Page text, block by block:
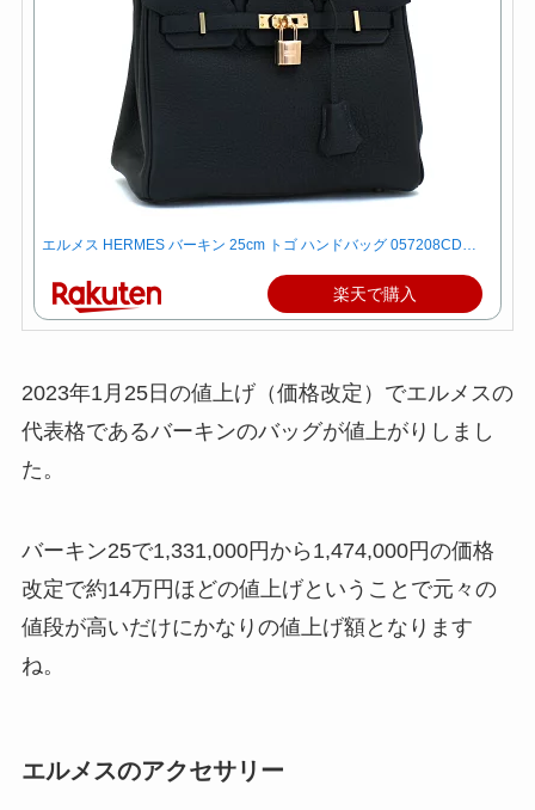
エルメス HERMES バーキン 25cm トゴ ハンドバッグ 057208CD…
楽天で購入
2023年1月25日の値上げ（価格改定）でエルメスの
代表格であるバーキンのバッグが値上がりしまし
た。
バーキン25で1,331,000円から1,474,000円の価格
改定で約14万円ほどの値上げということで元々の
値段が高いだけにかなりの値上げ額となります
ね。
エルメスのアクセサリー